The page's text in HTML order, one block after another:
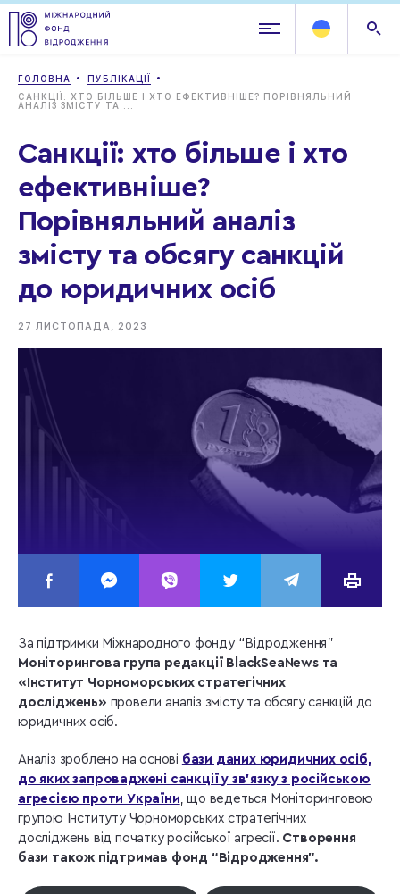
ГОЛОВНА
ПУБЛІКАЦІЇ
САНКЦІЇ: ХТО БІЛЬШЕ І ХТО ЕФЕКТИВНІШЕ? ПОРІВНЯЛЬНИЙ
АНАЛІЗ ЗМІСТУ ТА ...
Санкції: хто більше і хто
ефективніше?
Порівняльний аналіз
змісту та обсягу санкцій
до юридичних осіб
27 ЛИСТОПАДА, 2023
За підтримки Міжнародного фонду “Відродження”
Моніторингова група редакції BlackSeaNews та
«Інститут Чорноморських стратегічних
досліджень» провели аналіз змісту та обсягу санкцій до
юридичних осіб.
Аналіз зроблено на основі бази даних юридичних осіб,
до яких запроваджені санкції у зв’язку з російською
агресією проти України , що ведеться Моніторинговою
групою Інституту Чорноморських стратегічних
досліджень від початку російської агресії. Створення
бази також підтримав фонд “Відродження”.